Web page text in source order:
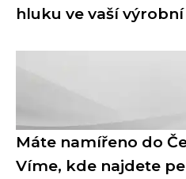
hluku ve vaší
Máte namířeno do
Víme, kde najdete